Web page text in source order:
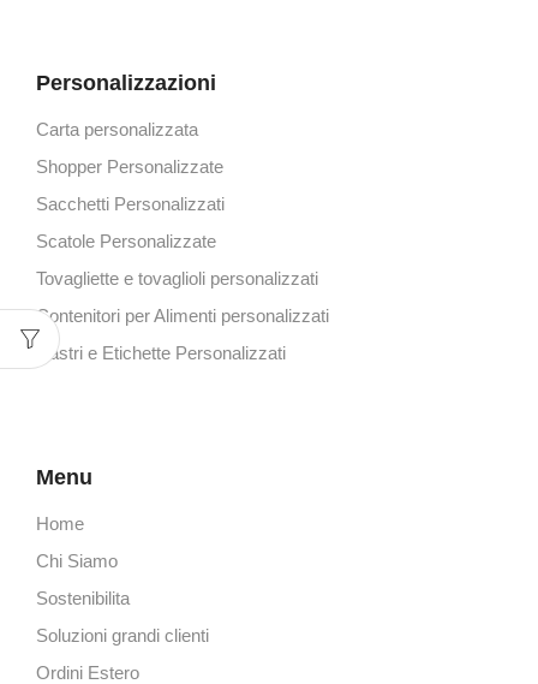
Personalizzazioni
Carta personalizzata
Shopper Personalizzate
Sacchetti Personalizzati
Scatole Personalizzate
Tovagliette e tovaglioli personalizzati
Contenitori per Alimenti personalizzati
Nastri e Etichette Personalizzati
Menu
Home
Chi Siamo
Sostenibilita
Soluzioni grandi clienti
Ordini Estero